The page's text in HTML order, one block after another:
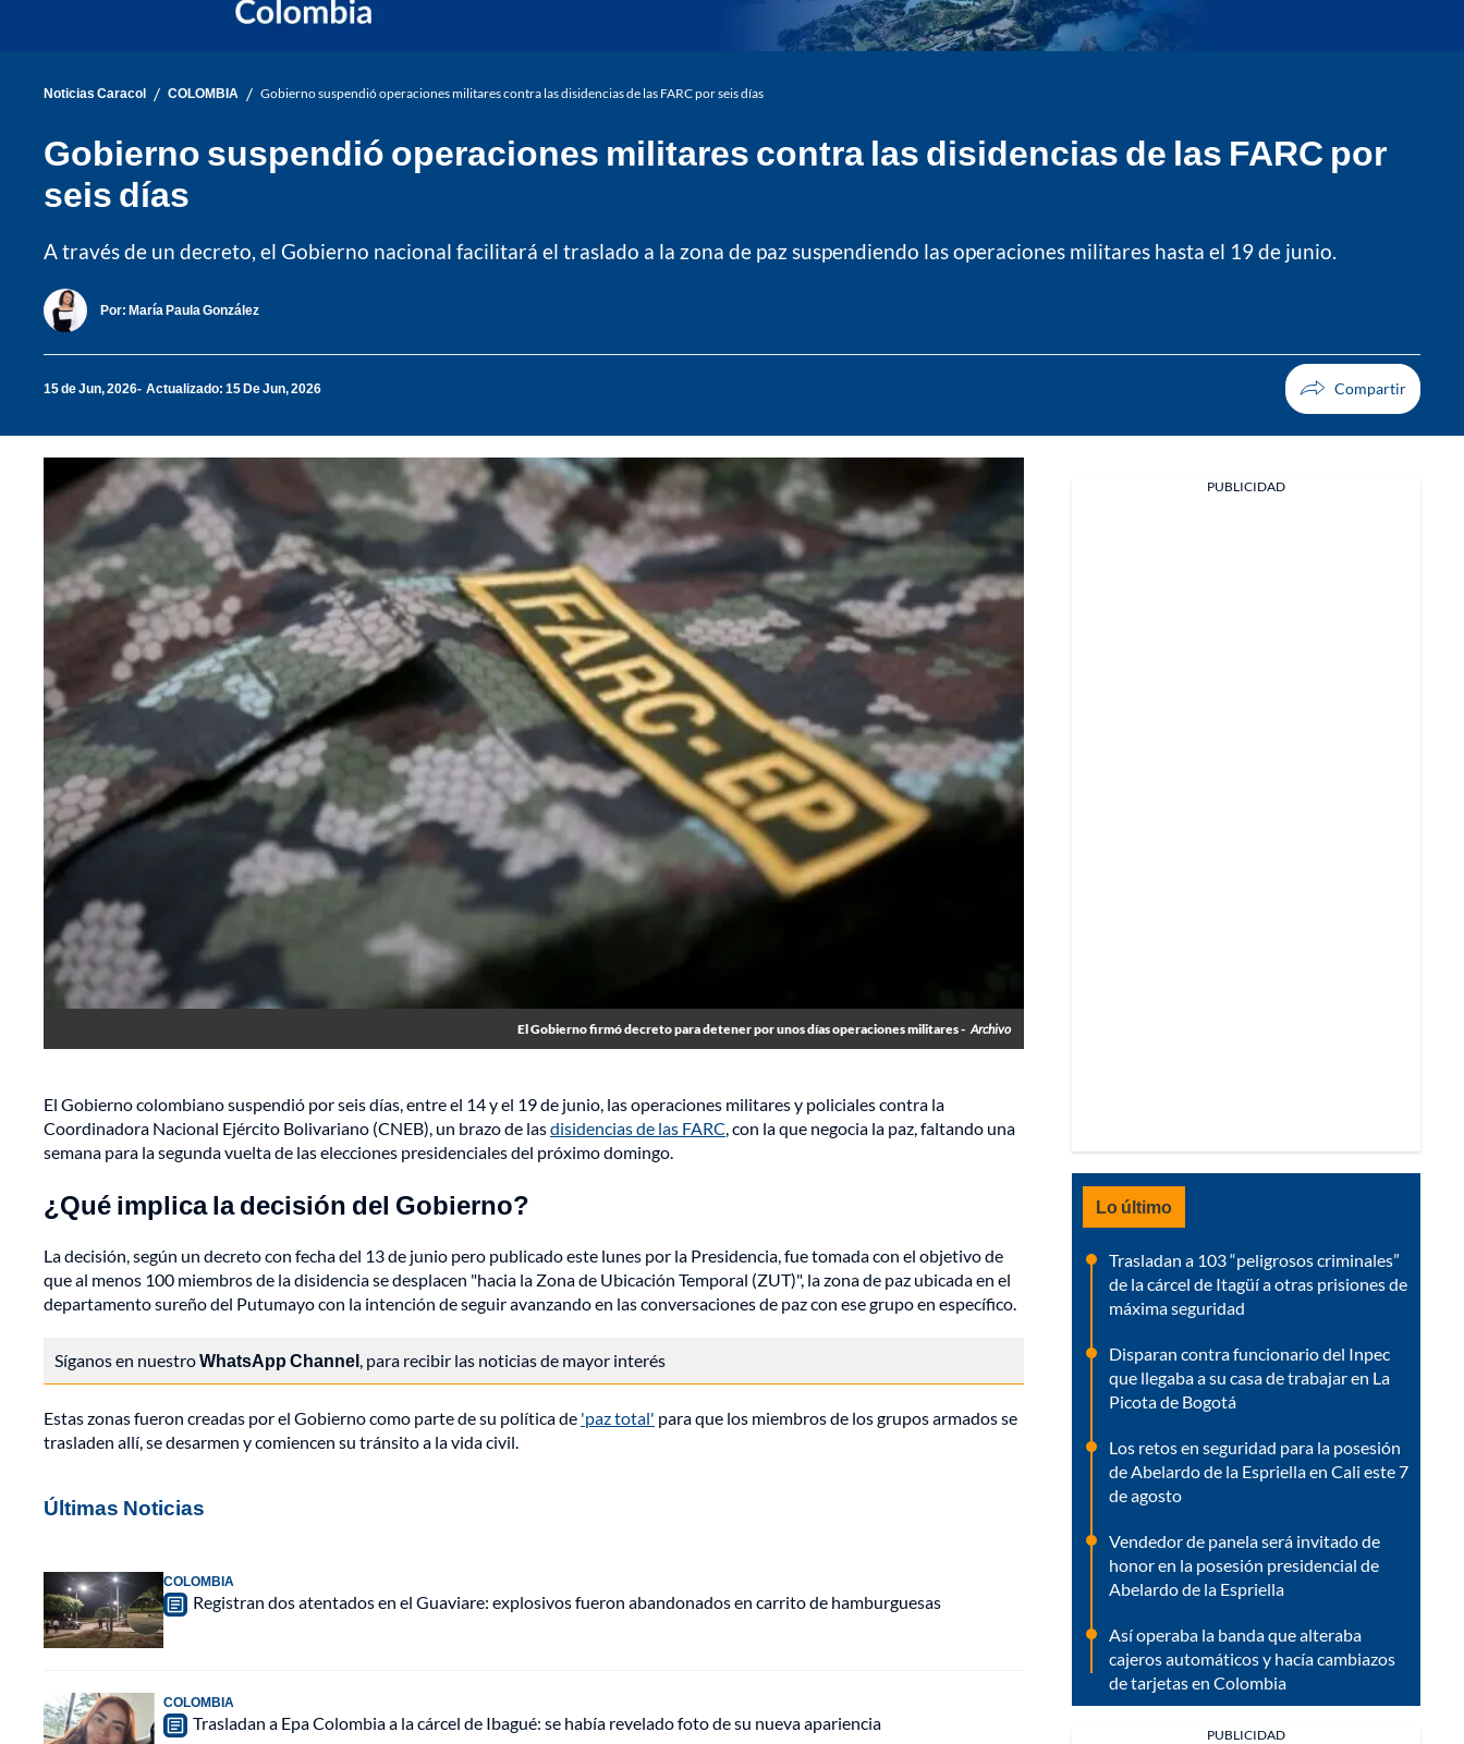
Noticias Caracol / COLOMBIA / Gobierno suspendió operaciones militares contra las disidencias de las FARC por seis días
Gobierno suspendió operaciones militares contra las disidencias de las FARC por
seis días
A través de un decreto, el Gobierno nacional facilitará el traslado a la zona de paz suspendiendo las operaciones militares hasta el 19 de junio.
Por: María Paula González
15 de Jun, 2026 Actualizado: 15 De Jun, 2026
El Gobierno firmó decreto para detener por unos días operaciones militares - Archivo
El Gobierno colombiano suspendió por seis días, entre el 14 y el 19 de junio, las operaciones militares y policiales contra la
Coordinadora Nacional Ejército Bolivariano (CNEB), un brazo de lasdisidencias de las FARC, con la que negocia la paz, faltando una
semana para la segunda vuelta de las elecciones presidenciales del próximo domingo.
¿Qué implica la decisión del Gobierno?
La decisión, según un decreto con fecha del 13 de junio pero publicado este lunes por la Presidencia, fue tomada con el objetivo de
que al menos 100 miembros de la disidencia se desplacen "hacia la Zona de Ubicación Temporal (ZUT)", la zona de paz ubicada en el
departamento sureño del Putumayo con la intención de seguir avanzando en las conversaciones de paz con ese grupo en específico.
Síganos en nuestroWhatsApp Channel, para recibir las noticias de mayor interés
Estas zonas fueron creadas por el Gobierno como parte de su política de 'paz total' para que los miembros de los grupos armados se
trasladen allí, se desarmen y comiencen su tránsito a la vida civil.
Últimas Noticias
COLOMBIA
Registran dos atentados en el Guaviare: explosivos fueron abandonados en carrito de hamburguesas
COLOMBIA
Trasladan a Epa Colombia a la cárcel de Ibagué: se había revelado foto de su nueva apariencia
PUBLICIDAD
Lo último
Trasladan a 103 “peligrosos criminales”
de la cárcel de Itagüí a otras prisiones de
máxima seguridad
Disparan contra funcionario del Inpec
que llegaba a su casa de trabajar en La
Picota de Bogotá
Los retos en seguridad para la posesión
de Abelardo de la Espriella en Cali este 7
de agosto
Vendedor de panela será invitado de
honor en la posesión presidencial de
Abelardo de la Espriella
Así operaba la banda que alteraba
cajeros automáticos y hacía cambiazos
de tarjetas en Colombia
PUBLICIDAD